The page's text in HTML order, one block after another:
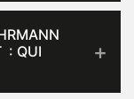
: QUI